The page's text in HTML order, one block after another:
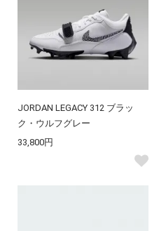
JORDAN LEGACY 312 ブラッ
ク・ウルフグレー
33,800円